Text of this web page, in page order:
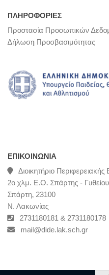
ΠΛΗΡΟΦΟΡΙΕΣ
Προστασία Προσωπικών
Δήλωση Προσβασιμότητας
ΕΠΙΚΟΙΝΩΝΊΑ
Διοικητήριο Περιφερειακής
2ο χλμ. Ε.Ο. Σπάρτης - Γυθείου
Σπάρτη, 23100
Ν. Λακωνίας
2731180181 & 2731180178
mail@dide.lak.sch.gr